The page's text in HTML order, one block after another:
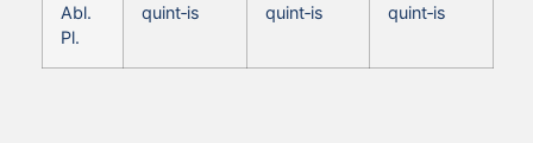
Abl.
Pl.
quint‑is quint‑is quint‑is